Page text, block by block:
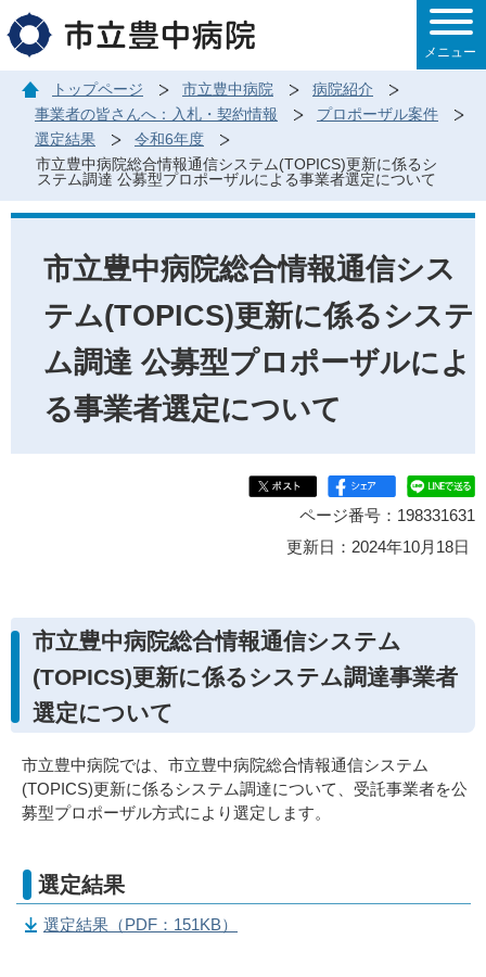
メニュー
トップページ 市立豊中病院
病院紹介
事業者の皆さんへ：入札・契約情報
プロポーザル案件
選定結果
令和6年度
市立豊中病院総合情報通信システム(TOPICS)更新に係るシ
ステム調達 公募型プロポーザルによる事業者選定について
市立豊中病院総合情報通信シス
テム(TOPICS)更新に係るシステ
ム調達 公募型プロポーザルによ
る事業者選定について
ページ番号：198331631
更新日：2024年10月18日
市立豊中病院総合情報通信システム
(TOPICS)更新に係るシステム調達事業者
選定について
市立豊中病院では、市立豊中病院総合情報通信システム
(TOPICS)更新に係るシステム調達について、受託事業者を公
募型プロポーザル方式により選定します。
選定結果
選定結果（PDF：151KB）